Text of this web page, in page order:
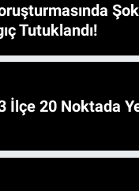
Tutuklandı!